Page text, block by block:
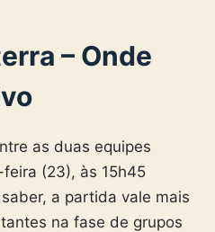
– Onde
as duas equipes
(23), às 15h45
a partida vale mais
na fase de grupos